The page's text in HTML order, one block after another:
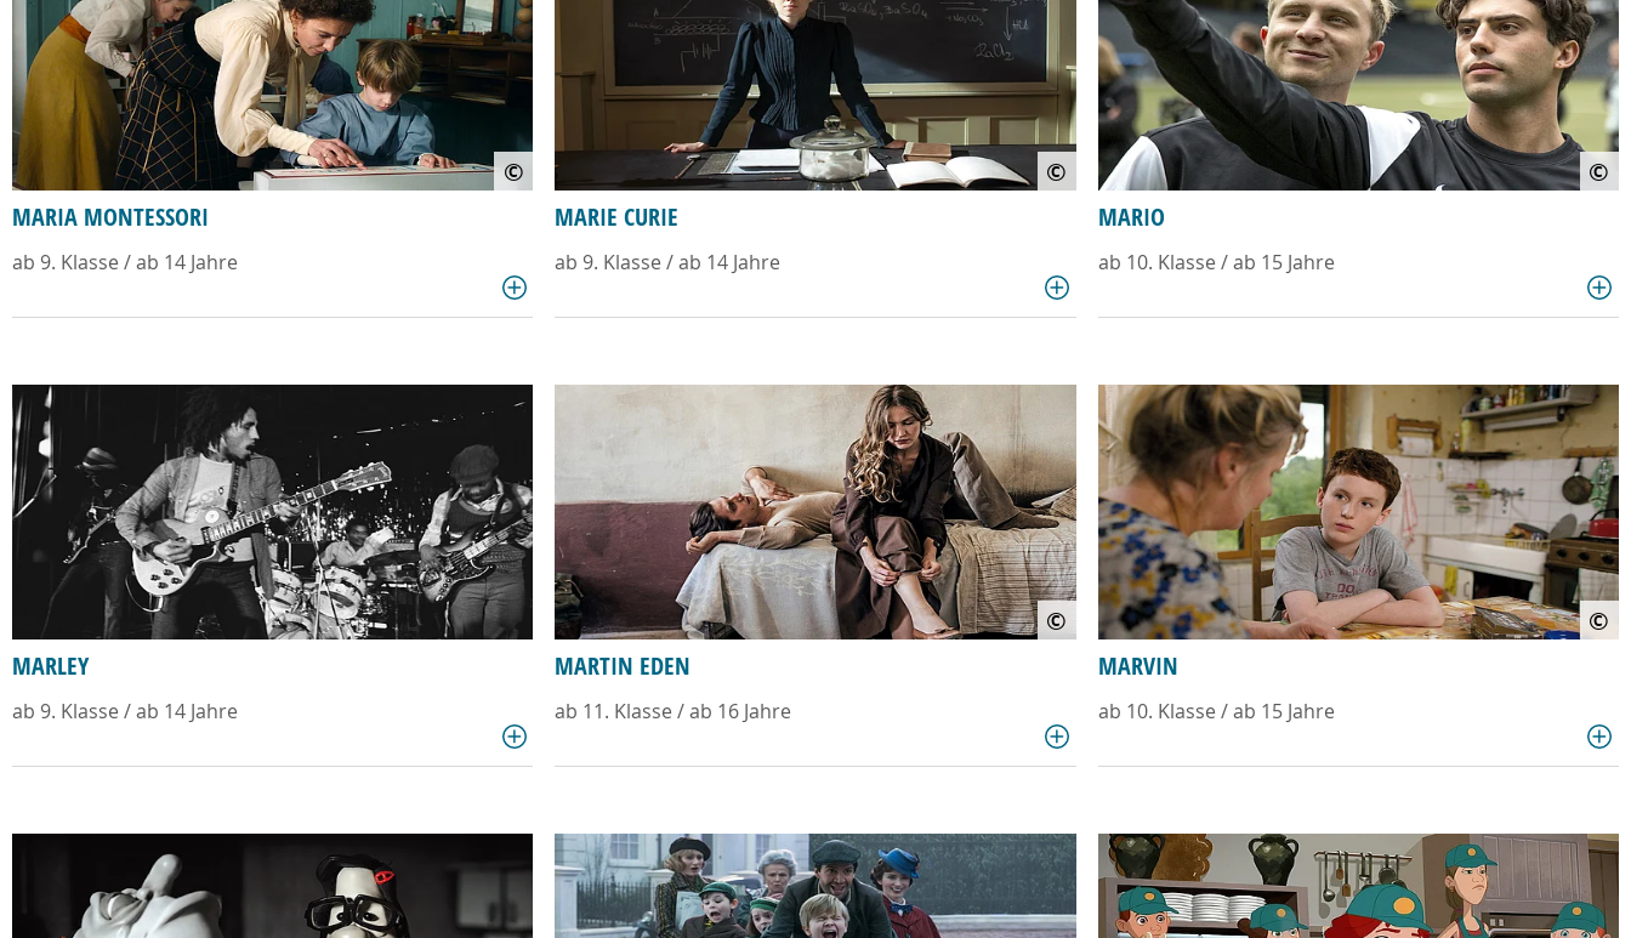
©
MARIA MONTESSORI
ab 9. Klasse / ab 14 Jahre
©
MARIE CURIE
ab 9. Klasse / ab 14 Jahre
©
MARIO
ab 10. Klasse / ab 15 Jahre
MARLEY
ab 9. Klasse / ab 14 Jahre
©
MARTIN EDEN
ab 11. Klasse / ab 16 Jahre
©
MARVIN
ab 10. Klasse / ab 15 Jahre